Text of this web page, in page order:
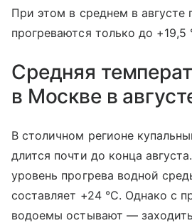
При этом в среднем в августе
прогреваются только до +19,5
Средняя
в Москве в
В столичном регионе
длится почти до конца
уровень прогрева водной
составляет +24 °C. Однако с
водоемы остывают —